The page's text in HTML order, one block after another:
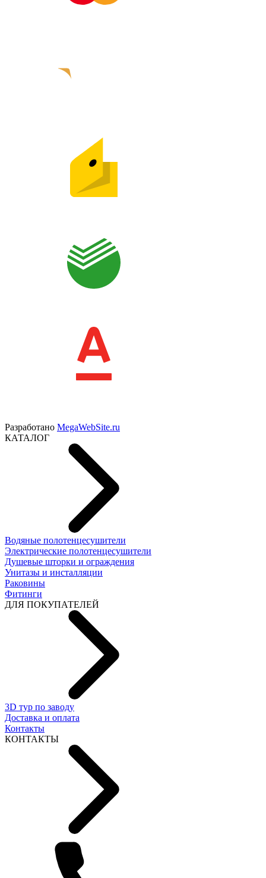
Разработано MegaWebSite.ru
КАТАЛОГ
Водяные полотенцесушители
Электрические полотенцесушители
Душевые шторки и ограждения
Унитазы и инсталляции
Раковины
Фитинги
ДЛЯ ПОКУПАТЕЛЕЙ
3D тур по заводу
Доставка и оплата
Контакты
КОНТАКТЫ